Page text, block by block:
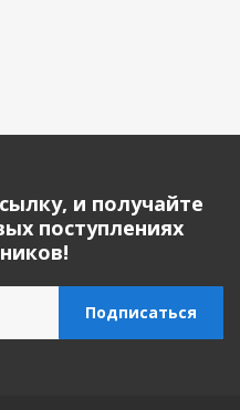
и получайте
поступлениях